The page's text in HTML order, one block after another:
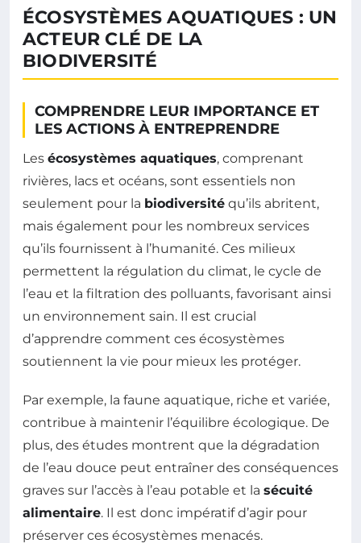
ÉCOSYSTÈMES AQUATIQUES : UN
ACTEUR CLÉ DE LA
BIODIVERSITÉ
COMPRENDRE LEUR IMPORTANCE ET
LES ACTIONS À ENTREPRENDRE
Les écosystèmes aquatiques, comprenant
rivières, lacs et océans, sont essentiels non
seulement pour la biodiversité qu’ils abritent,
mais également pour les nombreux services
qu’ils fournissent à l’humanité. Ces milieux
permettent la régulation du climat, le cycle de
l’eau et la filtration des polluants, favorisant ainsi
un environnement sain. Il est crucial
d’apprendre comment ces écosystèmes
soutiennent la vie pour mieux les protéger.
Par exemple, la faune aquatique, riche et variée,
contribue à maintenir l’équilibre écologique. De
plus, des études montrent que la dégradation
de l’eau douce peut entraîner des conséquences
graves sur l’accès à l’eau potable et la sécuité
alimentaire. Il est donc impératif d’agir pour
préserver ces écosystèmes menacés.